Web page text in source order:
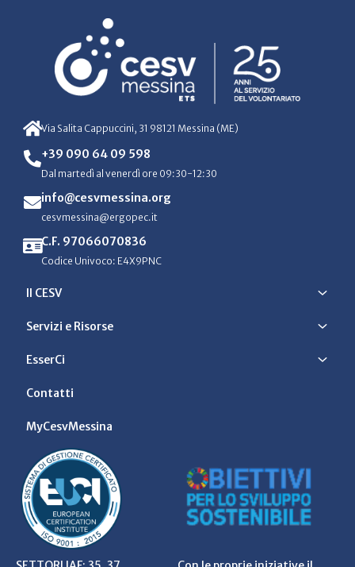
Via Salita Cappuccini, 31 98121 Messina (ME)
+39 090 64 09 598
Dal martedì al venerdì ore 09:30-12:30
info@cesvmessina.org
cesvmessina@ergopec.it
C.F. 97066070836
Codice Univoco: E4X9PNC
Il CESV
Servizi e Risorse
EsserCi
Contatti
MyCesvMessina